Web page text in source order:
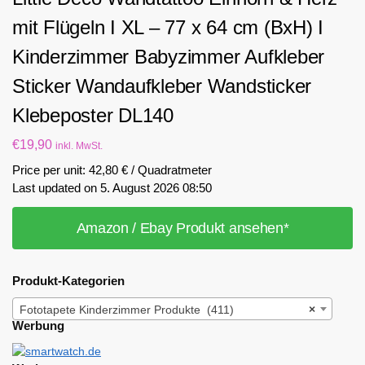
mit Flügeln I XL – 77 x 64 cm (BxH) I
Kinderzimmer Babyzimmer Aufkleber
Sticker Wandaufkleber Wandsticker
Klebeposter DL140
€19,90 inkl. MwSt.
Price per unit: 42,80 € / Quadratmeter
Last updated on 5. August 2026 08:50
Amazon / Ebay Produkt ansehen*
Produkt-Kategorien
×
Fototapete Kinderzimmer Produkte (411)
Werbung